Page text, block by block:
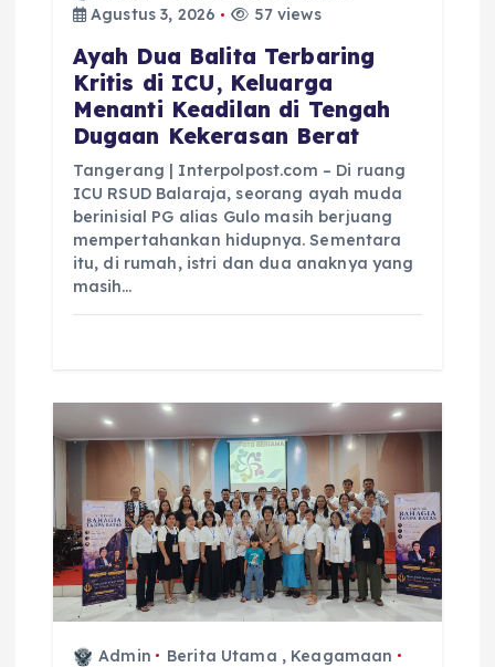
Agustus 3, 2026
57 views
Ayah Dua Balita Terbaring
Kritis di ICU, Keluarga
Menanti Keadilan di Tengah
Dugaan Kekerasan Berat
Tangerang | Interpolpost.com – Di ruang
ICU RSUD Balaraja, seorang ayah muda
berinisial PG alias Gulo masih berjuang
mempertahankan hidupnya. Sementara
itu, di rumah, istri dan dua anaknya yang
masih…
Admin Berita Utama , Keagamaan